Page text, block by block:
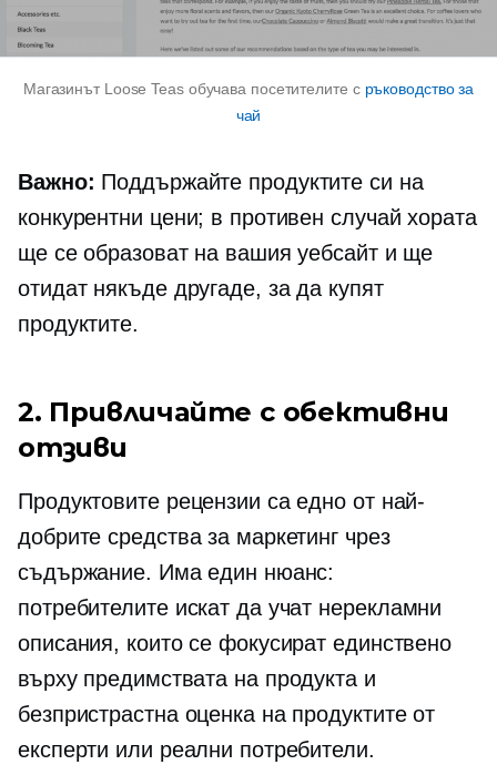
Магазинът Loose Teas обучава посетителите с ръководство за
чай
Важно: Поддържайте продуктите си на
конкурентни цени; в противен случай хората
ще се образоват на вашия уебсайт и ще
отидат някъде другаде, за да купят
продуктите.
2. Привличайте с обективни
отзиви
Продуктовите рецензии са едно от най-
добрите средства за маркетинг чрез
съдържание. Има един нюанс:
потребителите искат да учат нерекламни
описания, които се фокусират единствено
върху предимствата на продукта и
безпристрастна оценка на продуктите от
експерти или реални потребители.